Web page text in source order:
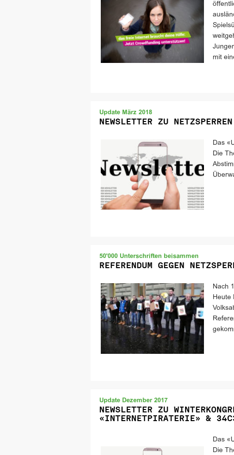
mit
Update März 2018
NEWSLETTER ZU
Das
Die
50'000 Unterschriften beisammen
REFERENDUM GEGEN
Nach
Heute
Update Dezember 2017
NEWSLETTER ZU
«INTERNETPIRATERIE» &
Das
Die